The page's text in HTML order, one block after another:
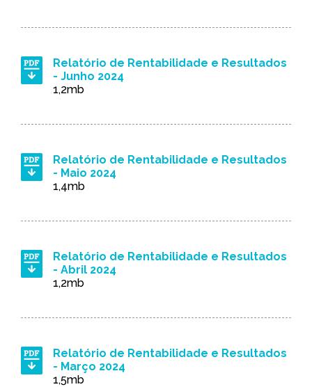
Relatório de Rentabilidade e Resultados
- Junho 2024
1,2mb
Relatório de Rentabilidade e Resultados
- Maio 2024
1,4mb
Relatório de Rentabilidade e Resultados
- Abril 2024
1,2mb
Relatório de Rentabilidade e Resultados
- Março 2024
1,5mb